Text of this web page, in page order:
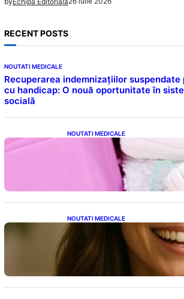
RECENT POSTS
NOUTATI MEDICALE
Recuperarea indemnizațiilor
cu handicap: O nouă oportunitate în
socială
NOUTATI MEDICALE
Tampoanele menstruale:
a riscurilor legate de
NOUTATI MEDICALE
Ceaiul – Băutura care
Descoperiri recente
consumului zilnic